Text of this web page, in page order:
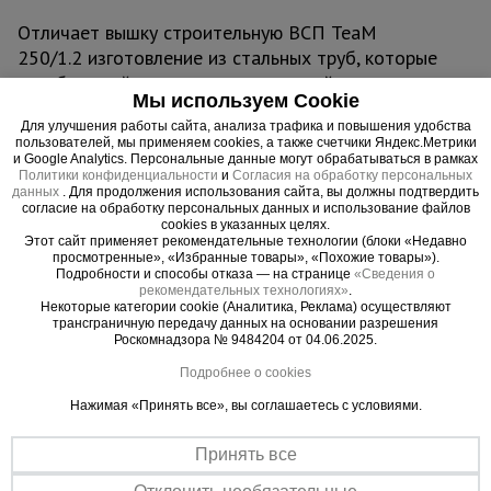
Отличает вышку строительную ВСП TeaM
250/1.2 изготовление из стальных труб, которые
для большей долговечности и устойчивости к
химическим веществам покрыты защитной
полимерной краской. С помощью обрезиненных
колес данную вышку-туру можно быстро и без
больших физических усилий переместить с
одного места на другое. В момент проведения
работ вышку необходимо зафиксировать
тормозными винтовыми опорами, находящихся
рядом с каждым колесом. Также ими можно
тонко отрегулировать высоту вышки. Это
необходимо, если вы работаете на неровной
Вышка рассчитана на вес до 250 кг. На ней
комфортно может разместиться рабочий с
необходимым оборудованием.
Мы используем Cookie
Для улучшения работы сайта, анализа трафика и повышения удобства
пользователей, мы применяем cookies, а также счетчики Яндекс.Метрики
и Google Analytics. Персональные данные могут обрабатываться в рамках
Политики конфиденциальности и Согласия на обработку персональных
данных
. Для продолжения использования сайта, вы должны подтвердить
согласие на обработку персональных данных и использование файлов
cookies в указанных целях.
Этот сайт применяет рекомендательные технологии (блоки «Недавно
просмотренные», «Избранные товары», «Похожие товары»).
Подробности и способы отказа — на странице «Сведения о
рекомендательных технологиях»
Некоторые категории cookie (Аналитика, Реклама) осуществляют
трансграничную передачу данных на основании разрешения
Роскомнадзора № 9484204 от 04.06.2025.
Подробнее о cookies
Нажимая «Принять все», вы соглашаетесь с условиями.
Принять все